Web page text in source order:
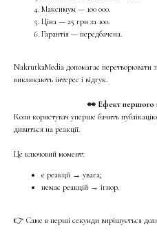
Максимум — 100 000.
Ціна — 25 грн за 100.
Гарантія — передбачена.
NakrutkaMedia допомагає перетворювати
викликають інтерес і відгук.
👀 Ефект першого
Коли користувач уперше бачить
дивиться на реакції.
Це ключовий момент:
є реакції → увага;
немає реакцій → ігнор.
👉 Саме в перші секунди вирішується